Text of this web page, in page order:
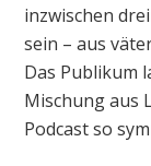
inzwischen
sein – aus
Das Publikum
Mischung aus
Podcast so